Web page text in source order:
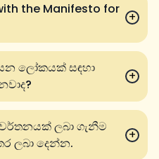
the Manifesto for
+
ලෝකයක් සඳහා
+
ලබා ගැනීම
ලබා දෙන්න.
+